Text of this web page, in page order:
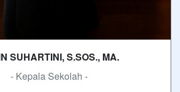
SUHARTINI, S.SOS., MA.
- Kepala Sekolah -